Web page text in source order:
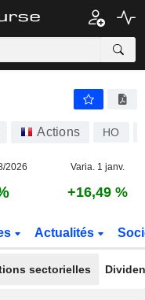
Actions HO
2026 Varia. 1 janv.
+16,49 %
Actualités
sectorielles